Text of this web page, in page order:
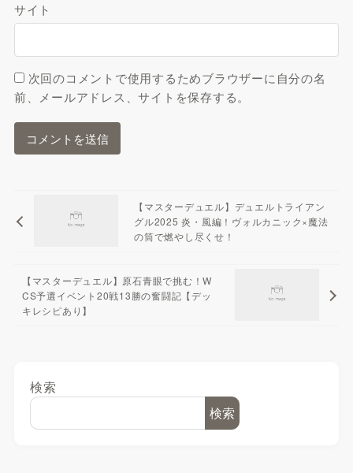
サイト
次回のコメントで使用するためブラウザーに自分の名
前、メールアドレス、サイトを保存する。
【マスターデュエル】デュエルトライアン
グル2025 炎・風編！ヴォルカニック×魔法
の筒で燃やし尽くせ！
【マスターデュエル】原石青眼で挑む！W
CS予選イベント20戦13勝の奮闘記【デッ
キレシピあり】
検索
検索